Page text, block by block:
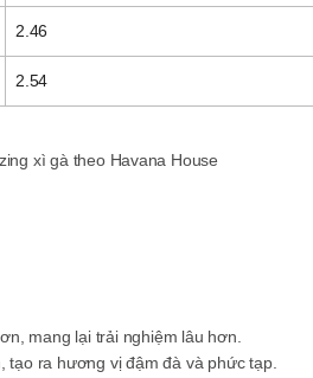
2.46
2.54
mang lại trải nghiệm lâu hơn.
ra hương vị đậm đà và phức tạp.